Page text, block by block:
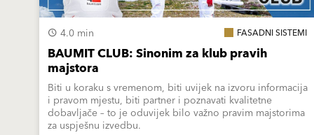
4.0 min FASADNI SISTEMI
BAUMIT CLUB: Sinonim za klub pravih
majstora
Biti u koraku s vremenom, biti uvijek na izvoru informacija
i pravom mjestu, biti partner i poznavati kvalitetne
dobavljače – to je oduvijek bilo važno pravim majstorima
za uspješnu izvedbu.